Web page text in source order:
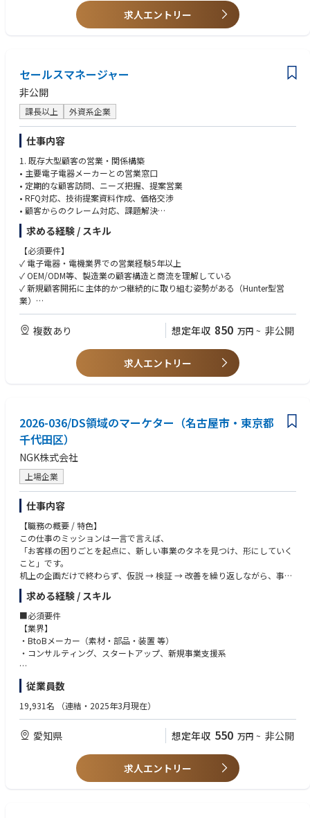
【応募資格 (歓迎)】
・海外子会社管理経験
・移転価格を含む税務知識
・資金繰り等の財務経験
・USCPA、公認会計士、CMA等の会計・財務関連資格
・TOEIC700点以上
求人エントリー
セールスマネージャー
非公開
課長以上 外資系企業
仕事内容
1. 既存大型顧客の営業・関係構築
• 主要電子電器メーカーとの営業窓口
• 定期的な顧客訪問、ニーズ把握、提案営業
• RFQ対応、技術提案資料作成、価格交渉
• 顧客からのクレーム対応、課題解決
• アップセル・クロスセル提案による売上拡大
• 顧客満足度管理
2. 新規顧客開拓・市場開発【Hunter型営業】
• 新規顧客（電子電器メーカー、材料メーカー等）の開拓
• 市場調査、顧客リスト作成、初期接触
• テレコール、訪問営業での顧客ニーズ探索
• 失敗を恐れず継続的な新規開拓活動
3. 営業サポート・情報管理
• 営業データ・受注情報の管理
• 本社営業企画部への定期報告
月1～2回の国内出張、年1回の海外出張（必要に応じて増加の可能性あ
り）
求める経験 / スキル
【必須要件】
✓ 電子電器・電機業界での営業経験5年以上
✓ OEM/ODM等、製造業の顧客構造と商流を理解している
✓ 新規顧客開拓に主体的かつ継続的に取り組む姿勢がある（Hunter型営
業）
✓ 複雑な営業案件を主導的に進められる問題解決能力
✓ 英語でのビジネスコミュニケーション（TOEIC550点以上相当）2次面接
は英語で行う予定です。
✓ Microsoft Office（Excel・PowerPoint）の実務レベルの使用経験
✓ 自主性が高く、目標達成への執着心が強い方
✓ アジア太平洋地域での営業経験
✓ 複数の顧客層との営業経験（ポートフォリオ営業）
✓ グローバル企業での勤務経験
✓ SAP等のERP系システムの使用経験
複数あり 想定年収 850 万円 ~ 非公開
求人エントリー
2026-036/DS領域のマーケター（名古屋市・東京都
千代田区）
NGK株式会社
上場企業
仕事内容
【職務の概要 / 特色】
この仕事のミッションは一言で言えば、
「お客様の困りごとを起点に、新しい事業のタネを見つけ、形にしていく
こと」です。
机上の企画だけで終わらず、仮説 → 検証 → 改善を繰り返しながら、事業
化を目指します。
参考：NGKホームページURL https://www.ngk.co.jp/innovation/nv100
0/
・社会課題に直結する事業づくりに関われる
・100年以上の技術基盤を活かした新規事業に挑戦できる
・成果次第で、事業化フェーズや中核人材としての活躍機会あり
【業務の詳細】
・顧客課題や業界動向のリサーチ
事業の検証・具体化
・顧客ヒアリング、実証実験（PoC）の企画・実行
求める経験 / スキル
■必須要件
【業界】
・BtoBメーカー（素材・部品・装置 等）
・コンサルティング、スタートアップ、新規事業支援系
【職種】
以下いずれかの実務経験
・営業
・新規事業開発
・コンサルティング
・研究開発・技術企画（※ビジネス接点があること）
従業員数
19,931名 （連結・2025年3月現在）
愛知県 想定年収 550 万円 ~ 非公開
求人エントリー